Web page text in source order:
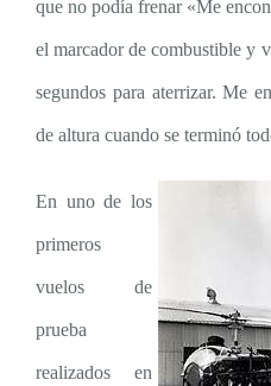
que no podía frenar «Me
el marcador de combustible y
segundos para aterrizar. Me
de altura cuando se terminó
En uno de los
primeros
vuelos de
prueba
realizados en